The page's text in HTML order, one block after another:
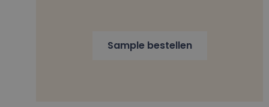
Sample bestellen